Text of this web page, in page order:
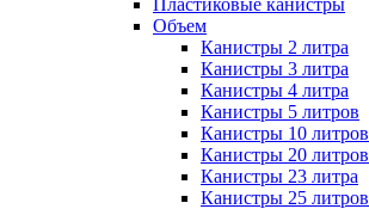
Объем
Канистры 2 литра
Канистры 3 литра
Канистры 4 литра
Канистры 5 литров
Канистры 10 литров
Канистры 20 литров
Канистры 23 литра
Канистры 25 литров